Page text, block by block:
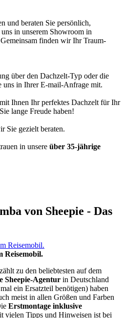
und beraten Sie persönlich,
in unserem Showroom in
finden wir Ihr Traum-
über den Dachzelt-Typ oder die
uns in Ihrer E-mail-Anfrage mit.
Ihnen Ihr perfektes Dachzelt für Ihr
lange Freude haben!
Sie gezielt beraten.
in unsere über 35-jährige
von Sheepie - Das
Reisemobil.
zählt zu den beliebtesten auf dem
Sheepie-Agentur in Deutschland
ein Ersatzteil benötigen) haben
meist in allen Größen und Farben
Erstmontage inklusive
vielen Tipps und Hinweisen ist bei